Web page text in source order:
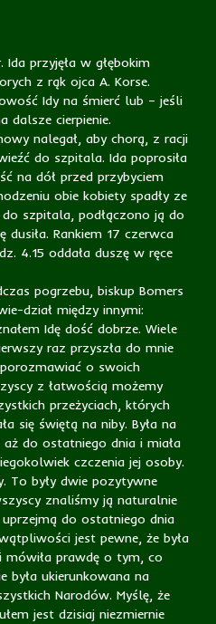
przyjęła w głębokim
z rąk ojca A. Korse.
Idy na śmierć lub – jeśli
dalsze cierpienie.
nalegał, aby chorą, z racji
do szpitala. Ida poprosiła
na dół przed przybyciem
obie kobiety spadły ze
szpitala, podłączono ją do
Rankiem 17 czerwca
4.15 oddała duszę w ręce
pogrzebu, biskup Bomers
dział między innymi:
Idę dość dobrze. Wiele
raz przyszła do mnie
o swoich
z łatwością możemy
przeżyciach, których
się świętą na niby. Była na
do ostatniego dnia i miała
czczenia jej osoby.
To były dwie pozytywne
znaliśmy ją naturalnie
do ostatniego dnia
jest pewne, że była
prawdę o tym, co
była ukierunkowana na
Narodów. Myślę, że
jest dzisiaj niezmiernie